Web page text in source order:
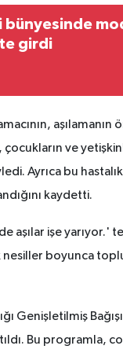
bünyesinde
girdi
aşılamanın
ve
Ayrıca bu
kaydetti.
işe yarıyor.'
boyunca
Genişletilmiş
Bu programla,